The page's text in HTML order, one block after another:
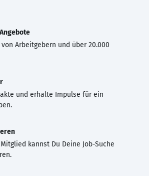
Arbeitgebern und über 20.000
und erhalte Impulse für ein
kannst Du Deine Job-Suche